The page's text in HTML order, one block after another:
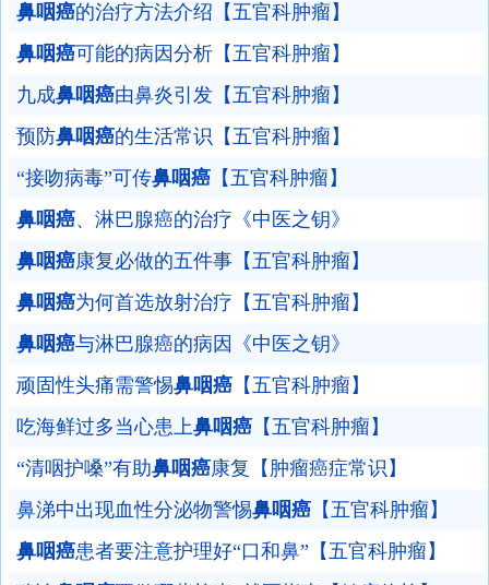
鼻咽癌的治疗方法介绍【五官科肿瘤】
鼻咽癌可能的病因分析【五官科肿瘤】
九成鼻咽癌由鼻炎引发【五官科肿瘤】
预防鼻咽癌的生活常识【五官科肿瘤】
“接吻病毒”可传鼻咽癌 【五官科肿瘤】
鼻咽癌、淋巴腺癌的治疗《中医之钥》
鼻咽癌康复必做的五件事【五官科肿瘤】
鼻咽癌为何首选放射治疗【五官科肿瘤】
鼻咽癌与淋巴腺癌的病因《中医之钥》
顽固性头痛需警惕鼻咽癌 【五官科肿瘤】
吃海鲜过多当心患上鼻咽癌 【五官科肿瘤】
“清咽护嗓”有助鼻咽癌康复【肿瘤癌症常识】
鼻涕中出现血性分泌物警惕鼻咽癌 【五官科肿瘤】
鼻咽癌患者要注意护理好“口和鼻”【五官科肿瘤】